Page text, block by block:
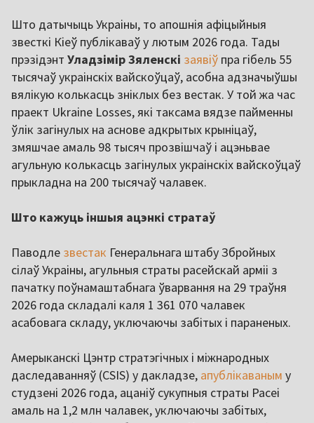
Што датычыць Украіны, то апошнія афіцыйныя
звесткі Кіеў публікаваў у лютым 2026 года. Тады
прэзідэнт Уладзімір Зяленскі заявіў пра гібель 55
тысячаў украінскіх вайскоўцаў, асобна адзначыўшы
вялікую колькасць зніклых без вестак. У той жа час
праект Ukraine Losses, які таксама вядзе пайменны
ўлік загінулых на аснове адкрытых крыніцаў,
змяшчае амаль 98 тысяч прозвішчаў і ацэньвае
агульную колькасць загінулых украінскіх вайскоўцаў
прыкладна на 200 тысячаў чалавек.
Што кажуць іншыя ацэнкі стратаў
Паводле звестак Генеральнага штабу Збройных
сілаў Украіны, агульныя страты расейскай арміі з
пачатку поўнамаштабнага ўварвання на 29 траўня
2026 года складалі каля 1 361 070 чалавек
асабовага складу, уключаючы забітых і параненых.
Амерыканскі Цэнтр стратэгічных і міжнародных
даследаванняў (CSIS) у дакладзе, апублікаваным у
студзені 2026 года, ацаніў сукупныя страты Расеі
амаль на 1,2 млн чалавек, уключаючы забітых,